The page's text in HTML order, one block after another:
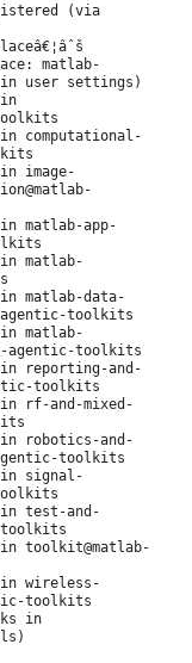
(via
matlab-
user settings)
computational-
image-
matlab-app-
matlab-
matlab-data-
agentic-toolkits
matlab-
agentic-toolkits
reporting-and-
toolkits
rf-and-mixed-
robotics-and-
agentic-toolkits
signal-
test-and-
toolkits
toolkit@matlab-
wireless-
toolkits
in